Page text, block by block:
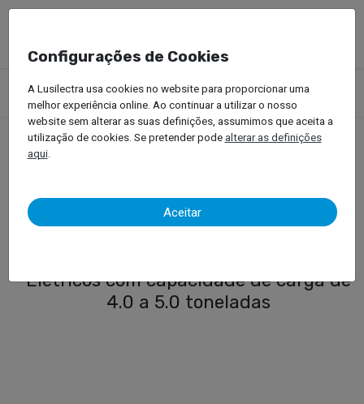
Produtos Empilhadores
Empilhadores Elétricos
Empilhador Elétrico (4 a 5 ton)
ton)
Elétricos com capacidade de carga de
4.0 a 5.0 toneladas
Configurações de Cookies
A Lusilectra usa cookies no website para proporcionar uma
melhor experiência online. Ao continuar a utilizar o nosso
website sem alterar as suas definições, assumimos que aceita a
utilização de cookies. Se pretender podealterar as definições
aqui.
Aceitar